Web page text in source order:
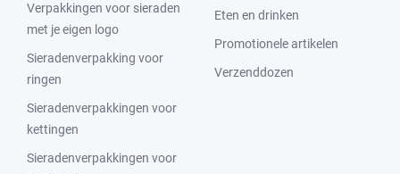
Verpakkingen voor sieraden
met je eigen logo
Sieradenverpakking voor
ringen
Sieradenverpakkingen voor
kettingen
Sieradenverpakkingen voor
Eten en drinken
Promotionele artikelen
Verzenddozen